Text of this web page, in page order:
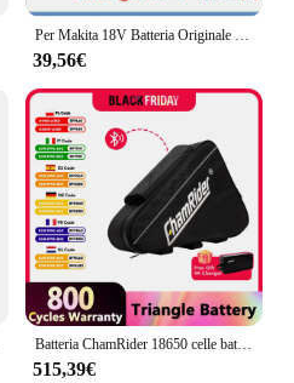
Per Makita 18V Batteria Originale 6Ah BL1850B Li-Ion Batteria di Ricambio BL1850 BL1860B BL1860 BL1840B BL1830B BL1830 LXT-400 RU
39,56€
Batteria ChamRider 18650 celle batteria triangolo piccolo 52V batteria Ebike 48V 35AH capacità litio 26.1AH 1000W 1500W 21700 cella
515,39€